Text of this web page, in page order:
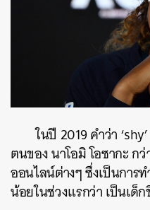
ในปี 2019 คำว่า
ตนของ นาโอมิ โอซากะ ก
ออนไลน์ต่างๆ ซึ่งเป็นการ
น้อยในช่วงแรกว่า เป็นเด็